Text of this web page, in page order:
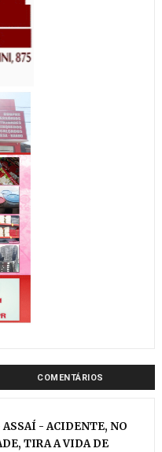
COMENTÁRIOS
- ACIDENTE, NO
TIRA A VIDA DE